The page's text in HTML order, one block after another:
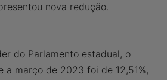
nova redução.
do Parlamento estadual, o
a março de 2023 foi de 12,51%,